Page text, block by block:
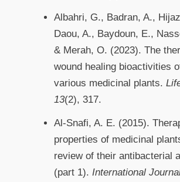
Albahri, G., Badran, A.,
Daou, A., Baydoun, E.,
& Merah, O. (2023). The
wound healing bioactivities
various medicinal plants.
13(2), 317.
Al-Snafi, A. E. (2015).
properties of medicinal
review of their antibacterial
(part 1). International